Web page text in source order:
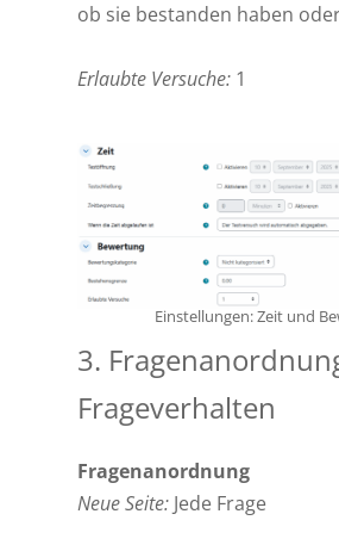
ob sie bestanden haben
Erlaubte Versuche:1
Einstellungen: Zeit und
3.
Frageverhalten
Fragenanordnung
Neue Seite:Jede Frage